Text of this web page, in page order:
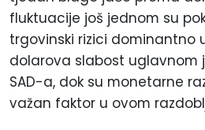
fluktuacije još jednom su
trgovinski rizici dominantno
dolarova slabost uglavnom
SAD-a, dok su monetarne
važan faktor u ovom